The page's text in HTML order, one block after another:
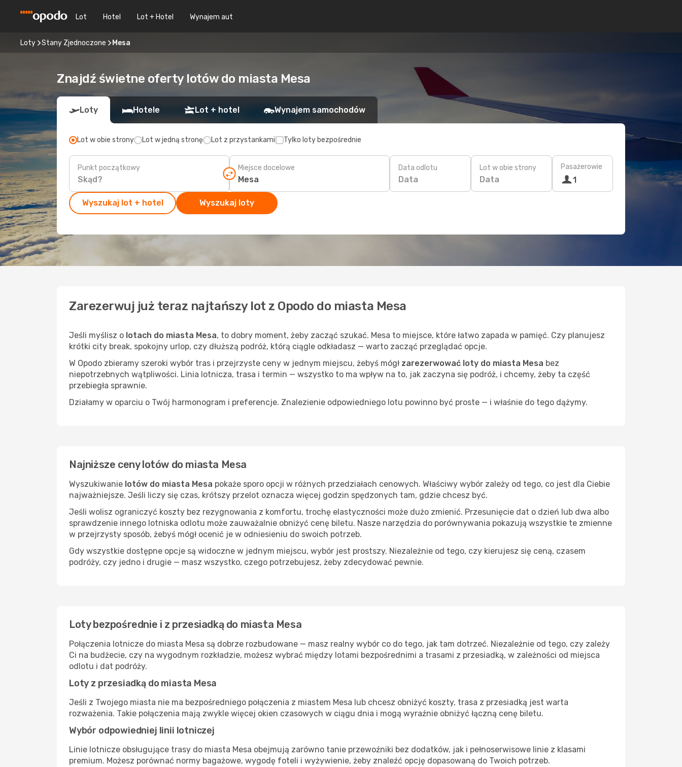
Lot Hotel Lot + Hotel Wynajem aut
Loty Stany Zjednoczone Mesa
Znajdź świetne oferty lotów do miasta Mesa
Loty Hotele Lot + hotel Wynajem samochodów
Lot w obie strony Lot w jedną stronę Lot z przystankami Tylko loty bezpośrednie
Punkt początkowy Miejsce docelowe Data odlotu
Data
Lot w obie strony
Data
Pasażerowie
1
Wyszukaj lot + hotel Wyszukaj loty
Zarezerwuj już teraz najtańszy lot z Opodo do miasta Mesa
Jeśli myślisz o lotach do miasta Mesa, to dobry moment, żeby zacząć szukać. Mesa to miejsce, które łatwo zapada w pamięć. Czy planujesz
krótki city break, spokojny urlop, czy dłuższą podróż, którą ciągle odkładasz — warto zacząć przeglądać opcje.
W Opodo zbieramy szeroki wybór tras i przejrzyste ceny w jednym miejscu, żebyś mógł zarezerwować loty do miasta Mesa bez
niepotrzebnych wątpliwości. Linia lotnicza, trasa i termin — wszystko to ma wpływ na to, jak zaczyna się podróż, i chcemy, żeby ta część
przebiegła sprawnie.
Działamy w oparciu o Twój harmonogram i preferencje. Znalezienie odpowiedniego lotu powinno być proste — i właśnie do tego dążymy.
Najniższe ceny lotów do miasta Mesa
Wyszukiwanie lotów do miasta Mesa pokaże sporo opcji w różnych przedziałach cenowych. Właściwy wybór zależy od tego, co jest dla Ciebie
najważniejsze. Jeśli liczy się czas, krótszy przelot oznacza więcej godzin spędzonych tam, gdzie chcesz być.
Jeśli wolisz ograniczyć koszty bez rezygnowania z komfortu, trochę elastyczności może dużo zmienić. Przesunięcie dat o dzień lub dwa albo
sprawdzenie innego lotniska odlotu może zauważalnie obniżyć cenę biletu. Nasze narzędzia do porównywania pokazują wszystkie te zmienne
w przejrzysty sposób, żebyś mógł ocenić je w odniesieniu do swoich potrzeb.
Gdy wszystkie dostępne opcje są widoczne w jednym miejscu, wybór jest prostszy. Niezależnie od tego, czy kierujesz się ceną, czasem
podróży, czy jedno i drugie — masz wszystko, czego potrzebujesz, żeby zdecydować pewnie.
Loty bezpośrednie i z przesiadką do miasta Mesa
Połączenia lotnicze do miasta Mesa są dobrze rozbudowane — masz realny wybór co do tego, jak tam dotrzeć. Niezależnie od tego, czy zależy
Ci na budżecie, czy na wygodnym rozkładzie, możesz wybrać między lotami bezpośrednimi a trasami z przesiadką, w zależności od miejsca
odlotu i dat podróży.
Loty z przesiadką do miasta Mesa
Jeśli z Twojego miasta nie ma bezpośredniego połączenia z miastem Mesa lub chcesz obniżyć koszty, trasa z przesiadką jest warta
rozważenia. Takie połączenia mają zwykle więcej okien czasowych w ciągu dnia i mogą wyraźnie obniżyć łączną cenę biletu.
Wybór odpowiedniej linii lotniczej
Linie lotnicze obsługujące trasy do miasta Mesa obejmują zarówno tanie przewoźniki bez dodatków, jak i pełnoserwisowe linie z klasami
premium. Możesz porównać normy bagażowe, wygodę foteli i wyżywienie, żeby znaleźć opcję dopasowaną do Twoich potrzeb.